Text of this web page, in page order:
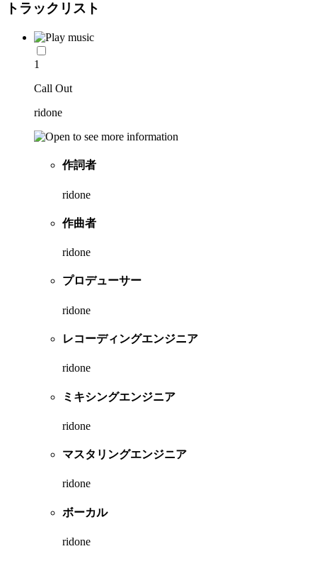
トラックリスト
1
Call Out
ridone
作詞者
ridone
作曲者
ridone
プロデューサー
ridone
レコーディングエンジニア
ridone
ミキシングエンジニア
ridone
マスタリングエンジニア
ridone
ボーカル
ridone